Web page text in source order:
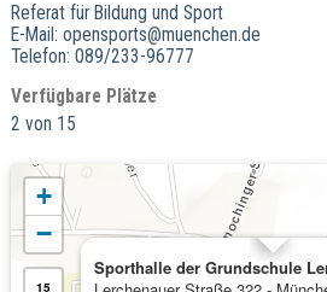
Referat für Bildung und Sport
E-Mail: opensports@muenchen.de
Telefon: 089/233-96777
Verfügbare Plätze
2 von 15
Sporthalle der Grundschule
+
−
15